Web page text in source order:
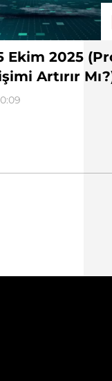
Ekim 2025
Artırır